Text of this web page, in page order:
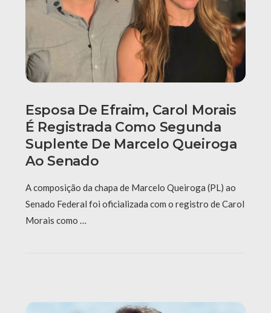
Esposa De Efraim, Carol Morais
É Registrada Como Segunda
Suplente De Marcelo Queiroga
Ao Senado
A composição da chapa de Marcelo Queiroga (PL) ao
Senado Federal foi oficializada com o registro de Carol
Morais como …